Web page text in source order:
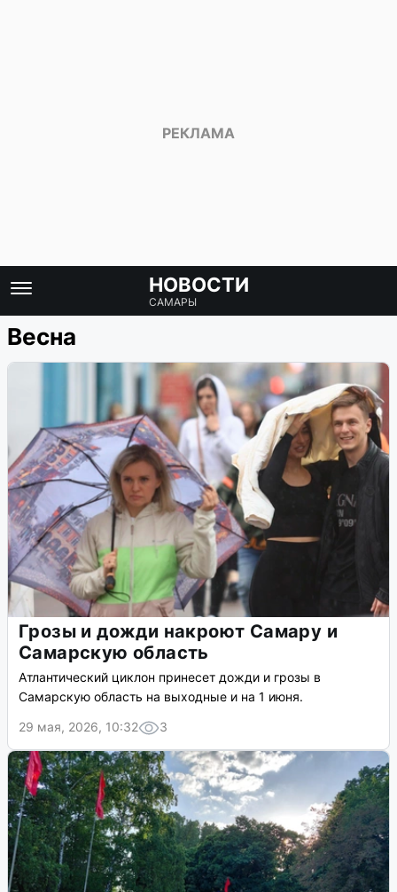
НОВОСТИ
САМАРЫ
Весна
Грозы и дожди накроют Самару и
Самарскую область
Атлантический циклон принесет дожди и грозы в
Самарскую область на выходные и на 1 июня.
29 мая, 2026, 10:32
3